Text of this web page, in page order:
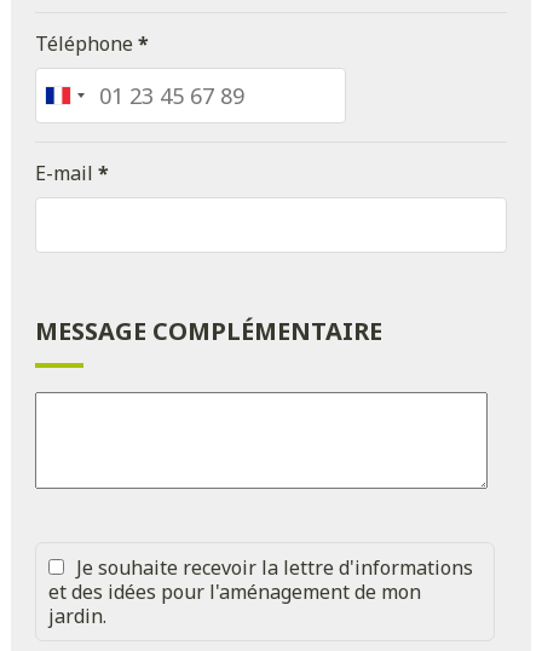
Téléphone*
France
+33
E-mail *
MESSAGE COMPLÉMENTAIRE
Je souhaite recevoir la lettre d'informations
et des idées pour l'aménagement de mon
jardin.